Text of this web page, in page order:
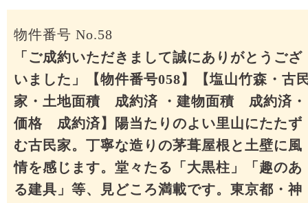
物件番号 No.58
「ご成約いただきまして誠にありがとうござ
いました」【物件番号058】【塩山竹森・古
家・土地面積 成約済 ・建物面積 成約済・
価格 成約済】陽当たりのよい里山にたたず
む古民家。丁寧な造りの茅葺屋根と土壁に風
情を感じます。堂々たる「大黒柱」「趣のあ
る建具」等、見どころ満載です。東京都・神